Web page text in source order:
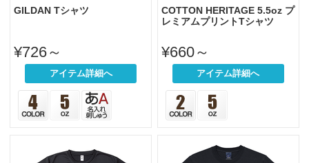
GILDAN Tシャツ
¥726～
アイテム詳細へ
COTTON HERITAGE 5.5oz プ
レミアムプリントTシャツ
¥660～
アイテム詳細へ